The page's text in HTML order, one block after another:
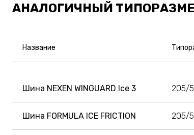
АНАЛОГИЧНЫЙ
Название
Шина NEXEN WINGUARD Ice 3 205/
Шина FORMULA ICE FRICTION 205/